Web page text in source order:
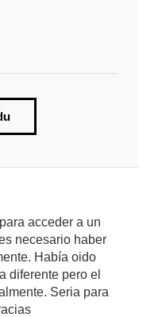
acceder a un
necesario haber
Había oido
diferente pero el
Seria para